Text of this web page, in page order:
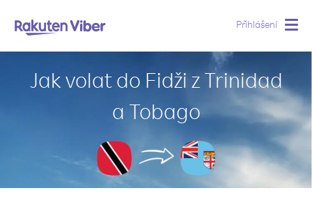
Přihlášení
Jak volat do Fidži z Trinidad
a Tobago